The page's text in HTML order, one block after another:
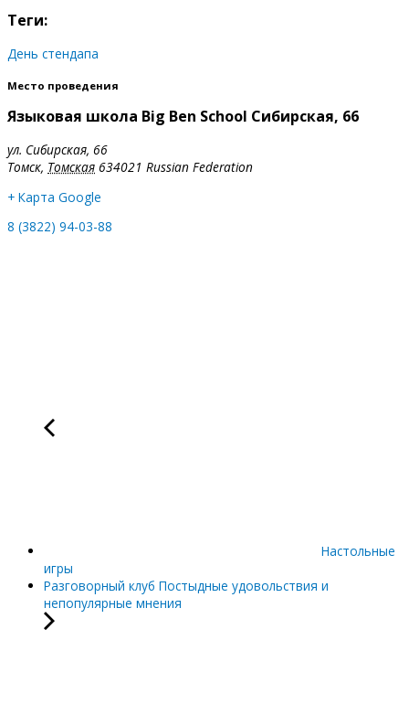
Теги:
День стендапа
Место проведения
Языковая школа Big Ben School Сибирская, 66
ул. Сибирская, 66
Томск, Томская 634021 Russian Federation
+ Карта Google
8 (3822) 94-03-88
Настольные
игры
Разговорный клуб Постыдные удовольствия и
непопулярные мнения